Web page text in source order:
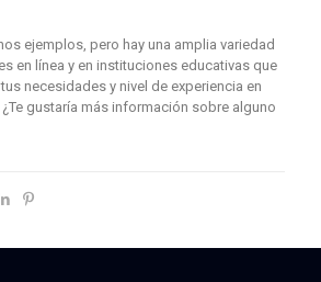
ejemplos, pero hay una amplia variedad
en línea y en instituciones educativas que
necesidades y nivel de experiencia en
gustaría más información sobre alguno